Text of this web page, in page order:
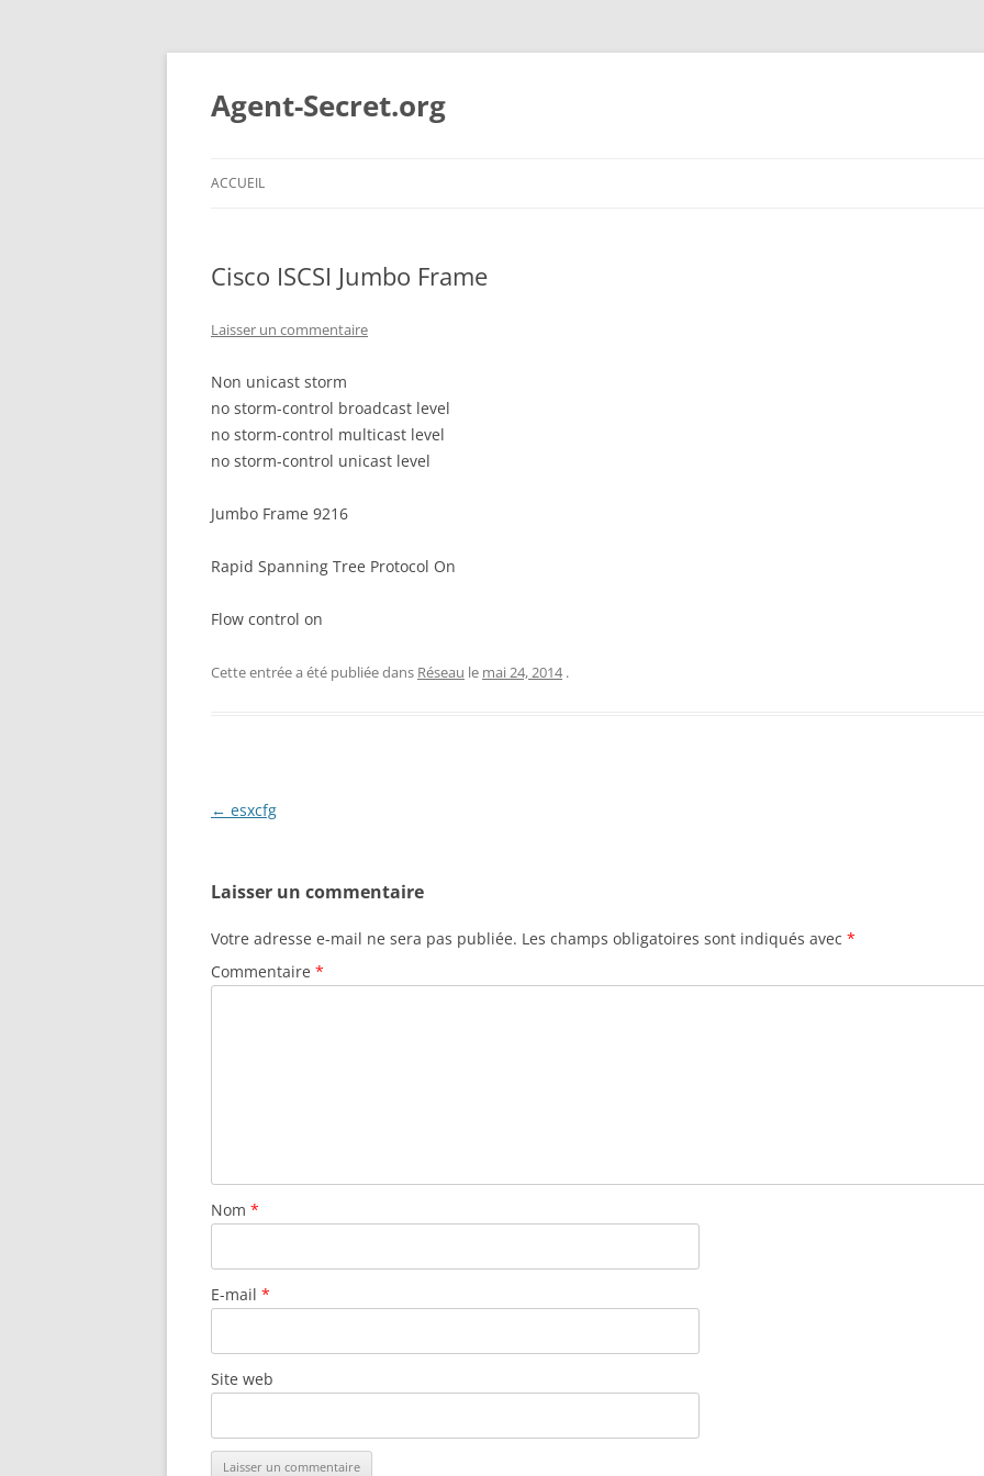
Aller
Agent-Secret.org
ACCUEIL
Cisco ISCSI Jumbo Frame
Laisser un commentaire
Non unicast storm
no storm-control broadcast level
no storm-control multicast level
no storm-control unicast level
Jumbo Frame 9216
Rapid Spanning Tree Protocol On
Flow control on
Cette entrée a été publiée dans Réseau le mai 24, 2014 .
Navigation
← esxcfg
Laisser un commentaire
Votre adresse e-mail ne sera pas publiée. Les champs obligatoires sont indiqués avec *
Commentaire *
Nom *
E-mail *
Site web